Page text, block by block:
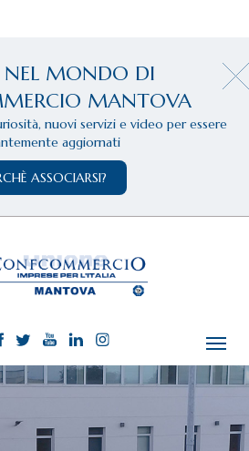
NEL MONDO DI
MANTOVA
nuovi servizi e video per essere
aggiornati
ASSOCIARSI?